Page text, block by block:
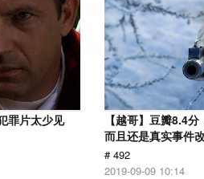
罪片太少见
【越哥】豆瓣8.4
而且还是真实事件
# 492
2019-09-09 10:14